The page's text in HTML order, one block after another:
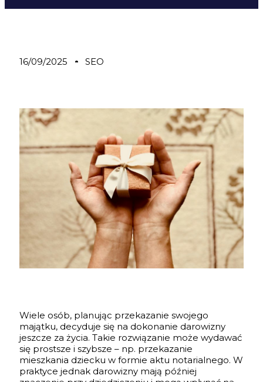
16/09/2025 SEO
Wiele osób, planując przekazanie swojego
majątku, decyduje się na dokonanie darowizny
jeszcze za życia. Takie rozwiązanie może wydawać
się prostsze i szybsze – np. przekazanie
mieszkania dziecku w formie aktu notarialnego. W
praktyce jednak darowizny mają później